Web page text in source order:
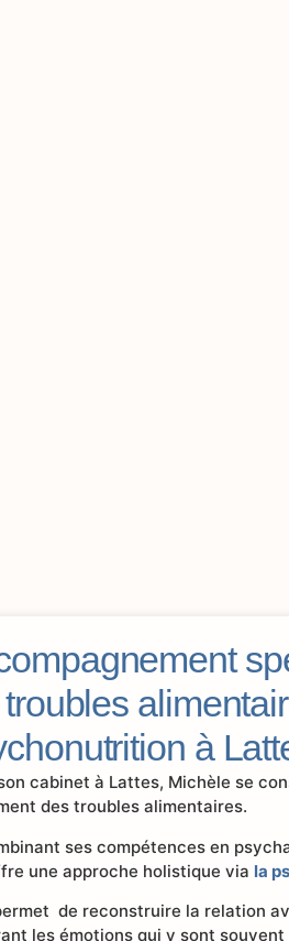
troubles
à
cabinet à Lattes, Michèle se
des troubles alimentaires.
ses compétences en
une approche holistique via la
de reconstruire la relation
les émotions qui y sont souvent